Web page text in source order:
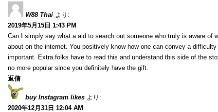
W88 Thai より:
2019年5月15日 1:43 PM
Can I simply say what a aid to search out someone who truly is aware of
about on the internet. You positively know how one can convey a
important. Extra folks have to read this and understand this side of the
no more popular since you definitely have the gift.
返信
buy Instagram likes より:
2020年12月31日 12:04 AM